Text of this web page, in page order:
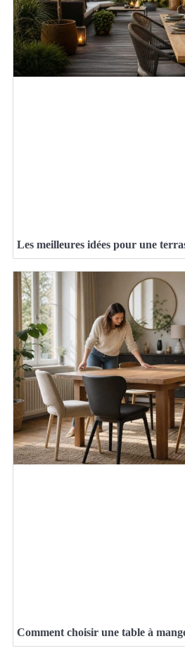
Les meilleures idées pour une
Comment choisir une table à